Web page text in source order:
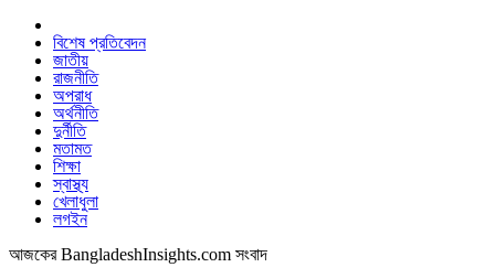
বিশেষ প্রতিবেদন
জাতীয়
রাজনীতি
অপরাধ
অর্থনীতি
দুর্নীতি
মতামত
শিক্ষা
স্বাস্থ্য
খেলাধুলা
লগইন
আজকের BangladeshInsights.com সংবাদ